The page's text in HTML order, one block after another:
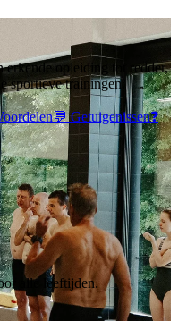
erkende opleiding tot redder,
sportieve trainingen.
💬 Getuigenissen❓
alle leeftijden.